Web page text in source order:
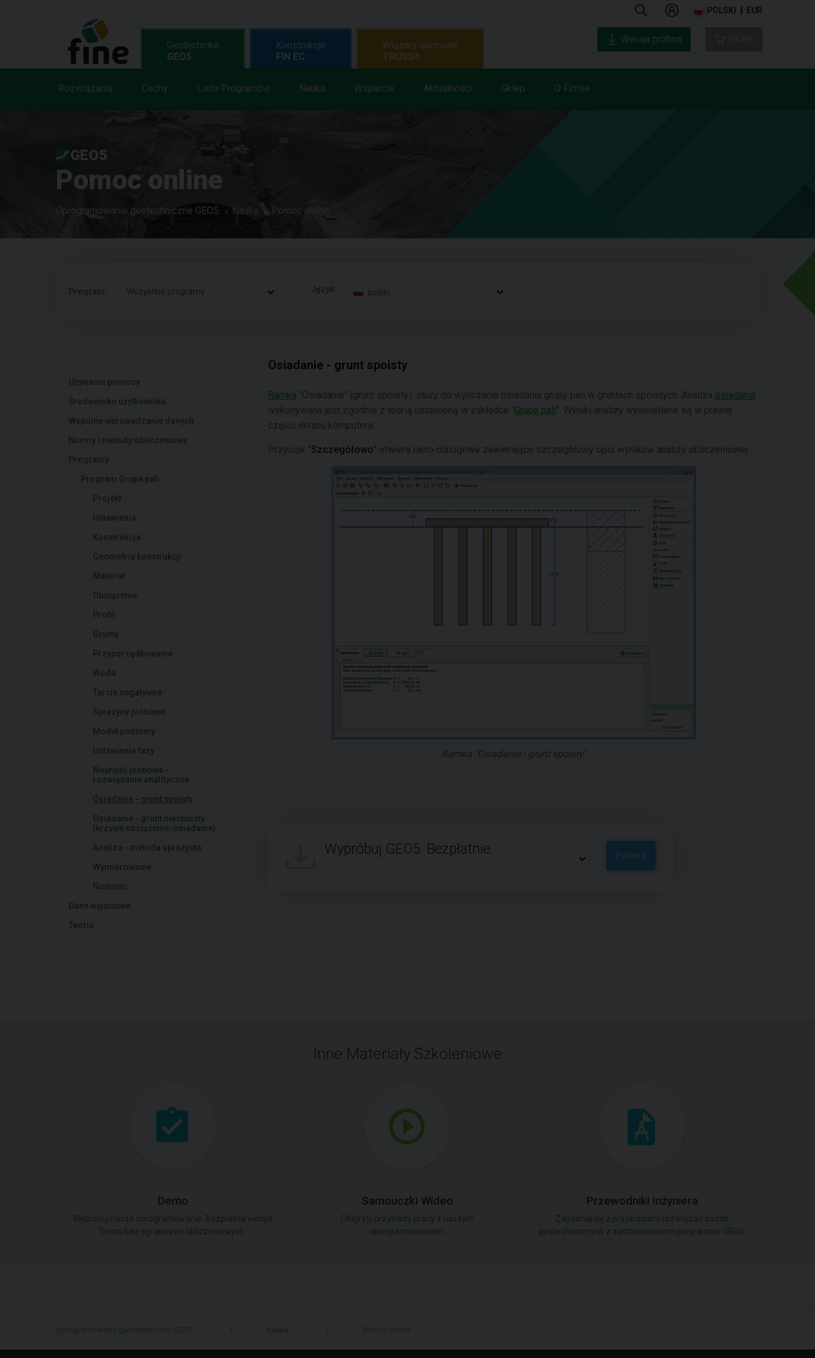
POLSKI EUR
Geotechnika
GEO5
Rozwiązania Cechy Lista Programów Nauka Wsparcie Aktualności Sklep O Firmie
Konstrukcje
FIN EC
Wiązary dachowe
TRUSS4
Wersja próbna
GEO5
Pomoc online
Oprogramowanie geotechniczne GEO5 Nauka Pomoc online
Program: Wszystkie programy Język: polski
Używanie pomocy
Środowisko użytkownika
Wspólne wprowadzanie danych
Normy i metody obliczeniowe
Programy
Program Grupa pali
Projekt
Ustawienia
Konstrukcja
Geometria konstrukcji
Materiał
Obciążenie
Profil
Grunty
Przyporządkowanie
Woda
Tarcie negatywne
Sprężyny pionowe
Moduł poziomy
Ustawienia fazy
Nośność pionowa -
rozwiązanie analityczne
Osiadanie - grunt spoisty
Osiadanie - grunt niespoisty
(krzywa obciążenie-osiadanie)
Analiza - metoda sprężysta
Wymiarowanie
Nośność
Dane wyjściowe
Teoria
Osiadanie - grunt spoisty
Ramka "Osiadanie" (grunt spoisty), służy do wyliczania osiadania grupy pali w gruntach spoistych. Analiza osiadania
wykonywana jest zgodnie z teorią ustawioną w zakładce "Grupa pali". Wyniki analizy wyświetlane są w prawej
części ekranu komputera.
Przycisk "Szczegółowo" otwiera okno dialogowe zawierające szczegółowy opis wyników analizy obliczeniowej.
Ramka "Osiadanie - grunt spoisty"
Wypróbuj GEO5. Bezpłatnie. Pobierz
Inne Materiały Szkoleniowe
Demo Samouczki Wideo Przewodniki Inżyniera